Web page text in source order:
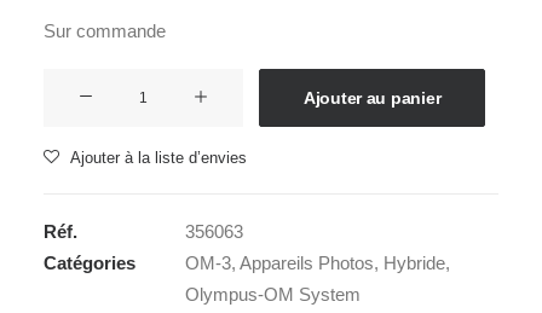
Sur commande
OM
3
+
Ajouter au panier
Ajouter à la liste d’envies
Réf.
356063
Catégories
OM-3, Appareils Photos, Hybride,
Olympus-OM System